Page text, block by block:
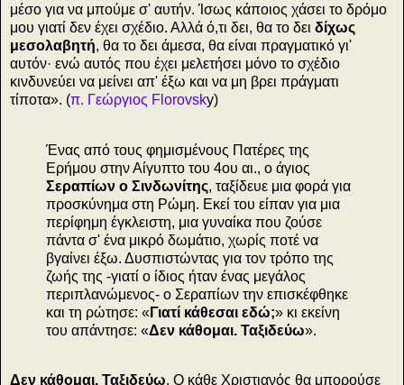
μέσο για να μπούμε σ' αυτήν. Ίσως κάποιος χάσει το δρόμο
μου γιατί δεν έχει σχέδιο. Αλλά ό,τι δει, θα το δει δίχως
μεσολαβητή, θα το δει άμεσα, θα είναι πραγματικό γι'
αυτόν· ενώ αυτός που έχει μελετήσει μόνο το σχέδιο
κινδυνεύει να μείνει απ' έξω και να μη βρει πράγματι
τίποτα». (π. Γεώργιος Florovsky)
Ένας από τους φημισμένους Πατέρες της
Ερήμου στην Αίγυπτο του 4ου αι., ο άγιος
Σεραπίων ο Σινδωνίτης, ταξίδευε μια φορά για
προσκύνημα στη Ρώμη. Εκεί του είπαν για μια
περίφημη έγκλειστη, μια γυναίκα που ζούσε
πάντα σ' ένα μικρό δωμάτιο, χωρίς ποτέ να
βγαίνει έξω. Δυσπιστώντας για τον τρόπο της
ζωής της -γιατί ο ίδιος ήταν ένας μεγάλος
περιπλανώμενος- ο Σεραπίων την επισκέφθηκε
και τη ρώτησε: «Γιατί κάθεσαι εδώ;» κι εκείνη
του απάντησε: «Δεν κάθομαι. Ταξιδεύω».
Δεν κάθομαι. Ταξιδεύω. Ο κάθε Χριστιανός θα μπορούσε